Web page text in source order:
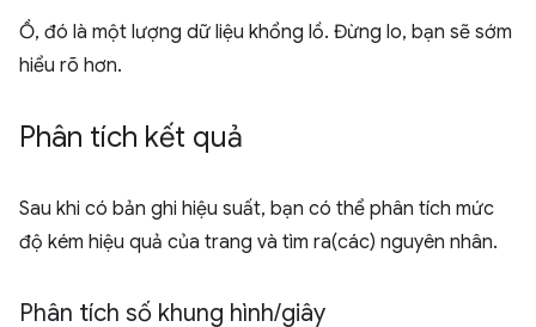
Ồ, đó là một lượng dữ liệu khổng lồ. Đừng lo, bạn sẽ sớm
hiểu rõ hơn.
Phân tích kết quả
Sau khi có bản ghi hiệu suất, bạn có thể phân tích mức
độ kém hiệu quả của trang và tìm ra(các) nguyên nhân.
Phân tích số khung hình/giây